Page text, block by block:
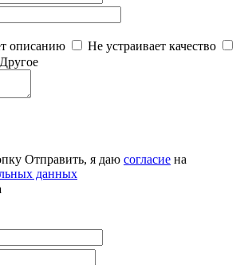
описанию
Не устраивает качество
Другое
Отправить, я даю согласие на
данных